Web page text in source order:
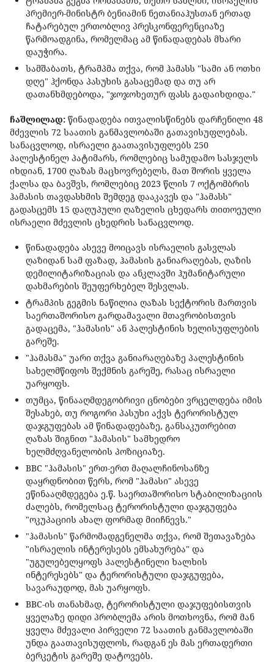
პრემიერ-მინისტრ ბენიამინ ნეთანიაჰუსთან ერთად
ჩატარებულ ერთობლივ პრესკონფერენციაზე
წარმოადგინა, რომელმაც ამ წინადადებას მხარი
დაუჭირა.
სამშაბათს, ტრამპმა თქვა, რომ ჰამასს "სამი ან ოთხი
დღე" ჰქონდა პასუხის გასაცემად და თუ არ
დათანხმდებოდა, "ჯოჯოხეთურ ფასს გადაიხდიდა."
ჩაშლილად: წინადადება ითვალისწინებს დარჩენილი 48
მძევლის 72 საათის განმავლობაში გათავისუფლებას.
სანაცვლოდ, ისრაელი გაათავისუფლებს 250
პალესტინელ პატიმარს, რომლებიც სამუდამო სასჯელს
იხდიან, 1700 ღაზას მაცხოვრებელს, მათ შორის ყველა
ქალსა და ბავშვს, რომლებიც 2023 წლის 7 ოქტომბრის
ჰამასის თავდასხმის შემდეგ დააკავეს და "ჰამასს"
გადასცემს 15 დაღუპული ღაზელის ცხედარს თითოეული
ისრაელი მძევლის ცხედრის სანაცვლოდ.
წინადადება ასევე მოიცავს ისრაელის გასვლას
ღაზიდან სამ ფაზად, ჰამასის განიარაღებას, ღაზის
დემილიტარიზაციას და ანკლავში ჰუმანიტარული
დახმარების შეუფერხებელ შესვლას.
ტრამპის გეგმის ნაწილია ღაზას სექტორის მართვის
საერთაშორისო გარდამავალი მთავრობისთვის
გადაცემა, "ჰამასის" ან პალესტინის ხელისუფლების
გარეშე.
"ჰამასმა" უარი თქვა განიარაღებაზე პალესტინის
სახელმწიფოს შექმნის გარეშე, რასაც ისრაელი
უარყოფს.
თუმცა, წინააღმდეგობრივი ცნობები ვრცელდება იმის
შესახებ, თუ როგორი პასუხი აქვს ტერორისტულ
დაჯგუფებას ამ წინადადებაზე, განსაკუთრებით
ღაზას შიგნით "ჰამასის" სამხედრო
ხელმძღვანელობის პოზიციაზე.
BBC "ჰამასის" ერთ-ერთ მაღალჩინოსანზე
დაყრდნობით წერს, რომ "ჰამასი" ასევე
ეწინააღმდეგება ე.წ. საერთაშორისო სტაბილიზაციის
ძალებს, რომელსაც ტერორისტული დაჯგუფება
"ოკუპაციის ახალ ფორმად მიიჩნევს."
"ჰამასის" წარმომადგენელმა თქვა, რომ შეთავაზება
"ისრაელის ინტერესებს ემსახურება" და
"უგულებელყოფს პალესტინელი ხალხის
ინტერესებს" და ტერორისტული დაჯგუფება,
სავარაუდოდ, მას უარყოფს.
BBC-ის თანახმად, ტერორისტული დაჯუფებისთვის
ყველაზე დიდი პრობლემა არის მოთხოვნა, რომ მან
ყველა მძევალი პირველი 72 საათის განმავლობაში
უნდა გაათავისუფლოს, რადგან ეს მას ერთადერთი
ბერკეტის გარეშე დატოვებს.